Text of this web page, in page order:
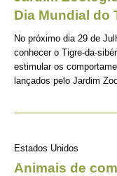
Dia Mundial do
No próximo dia 29 de
conhecer o Tigre-da-
estimular os
lançados pelo Jardim
Estados Unidos
Animais de